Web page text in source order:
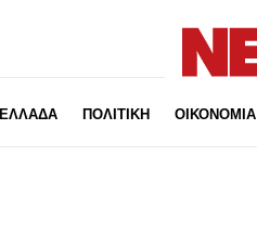
ΕΛΛΑΔΑ ΠΟΛΙΤΙΚΗ ΟΙΚΟΝΟΜΙΑ